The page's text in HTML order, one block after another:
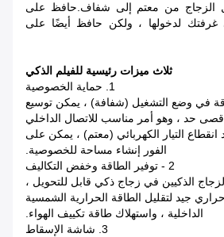
الزجاج من معتم إلى شفاف.حافظ على
غرفتك لدخولها ، ولكن حافظ أيضًا على
ثلاث ميزات رئيسية للفيلم الذكي
1. حماية الخصوصية
في وضع التشغيل (شفافة) ، يمكن توسيع
حد ، وهو أمر مناسب للاتصال الداخلي
التيار الكهربائي (معتم) ، يمكن على
الفور إنشاء مساحة للخصوصية.
2 - توفير الطاقة وخفض التكاليف
الذكيين في زجاج ذكي قابل للتحويل ،
جيد لتقليل الطاقة الحرارية الشمسية
الداخلية ، واستهلاك طاقة تكييف الهواء.
3. شاشة الإسقاط